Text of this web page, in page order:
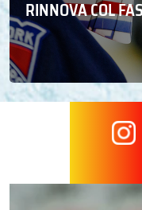
RINNOVA COL